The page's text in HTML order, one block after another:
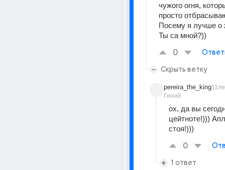
чужого огня,
просто
Посему я лучше о
Ты са мной?))
0
Скрыть ветку
pereira_the_king
Гений
ох, да вы
цейтноте!)))
стоя!)))
0
1 ответ